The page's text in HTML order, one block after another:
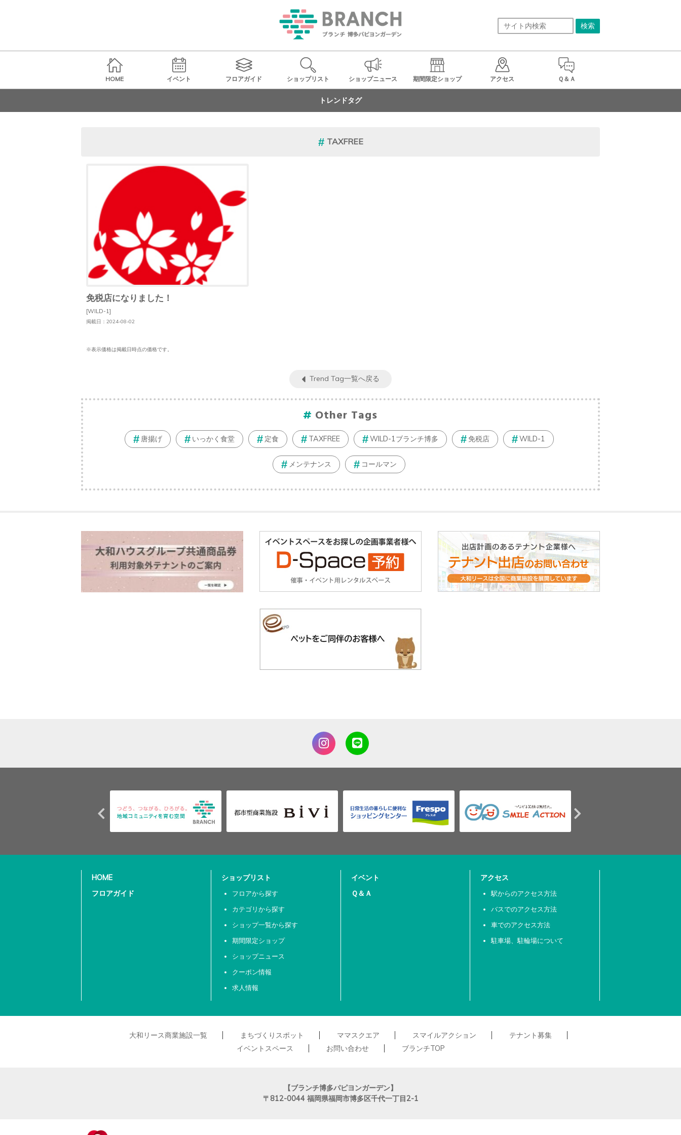
HOME イベント フロアガイド ショップリスト ショップニュース 期間限定ショップ アクセス Ｑ＆Ａ
トレンドタグ
TAXFREE
免税店になりました！
[WILD-1]
掲載日：2024-08-02
※表示価格は掲載日時点の価格です。
Trend Tag一覧へ戻る
Other Tags
唐揚げ いっかく食堂 定食 TAXFREE WILD-1ブランチ博多 免税店 WILD-1
メンテナンス コールマン
HOME
フロアガイド
ショップリスト
フロアから探す
カテゴリから探す
ショップ一覧から探す
期間限定ショップ
ショップニュース
クーポン情報
求人情報
イベント
Ｑ＆Ａ
アクセス
駅からのアクセス方法
バスでのアクセス方法
車でのアクセス方法
駐車場、駐輪場について
大和リース商業施設一覧 まちづくりスポット ママスクエア スマイルアクション
テナント募集
イベントスペース
お問い合わせ ブランチTOP
【ブランチ博多パピヨンガーデン】
〒812-0044 福岡県福岡市博多区千代一丁目2-1